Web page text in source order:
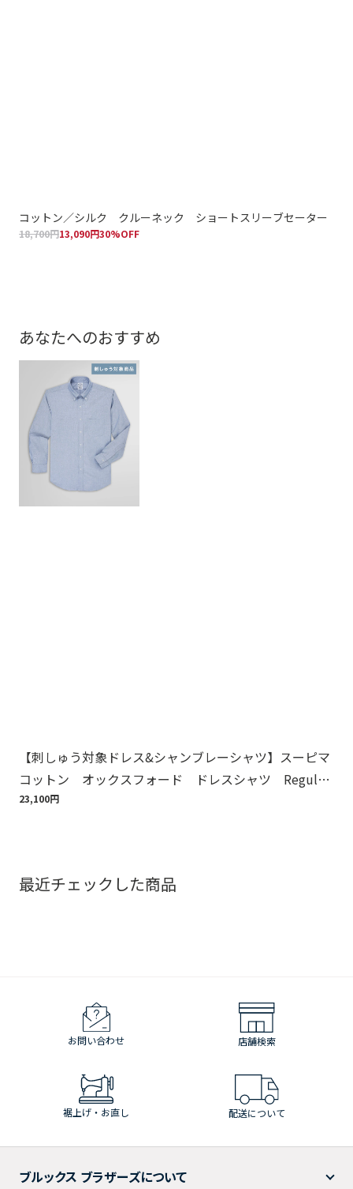
コットン／シルク クルーネック ショートスリーブセーター
18,700円13,090円30%OFF
あなたへのおすすめ
【刺しゅう対象ドレス&シャンブレーシャツ】スーピマ
コットン オックスフォード ドレスシャツ Regular
Fit
23,100円
最近チェックした商品
お問い合わせ 店舗検索
裾上げ・お直し 配送について
ブルックス ブラザーズについて